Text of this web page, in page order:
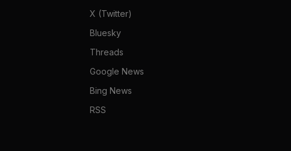
X (Twitter)
Bluesky
Threads
Google News
Bing News
RSS